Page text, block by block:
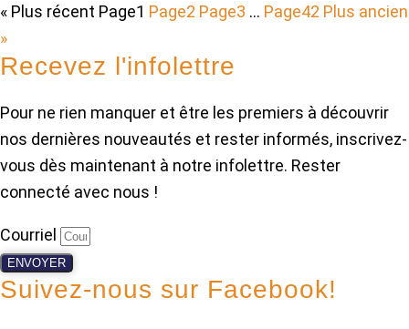
« Plus récent Page1 Page2 Page3 … Page42 Plus ancien
»
Recevez l'infolettre
Pour ne rien manquer et être les premiers à découvrir
nos dernières nouveautés et rester informés, inscrivez-
vous dès maintenant à notre infolettre. Rester
connecté avec nous !
Courriel
ENVOYER
Suivez-nous sur Facebook!